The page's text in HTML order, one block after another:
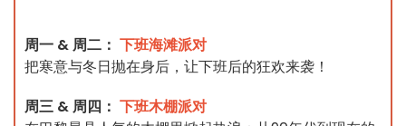
周一 & 周二： 下班海滩派对
把寒意与冬日抛在身后，让下班后的狂欢来袭！
周三 & 周四： 下班木棚派对